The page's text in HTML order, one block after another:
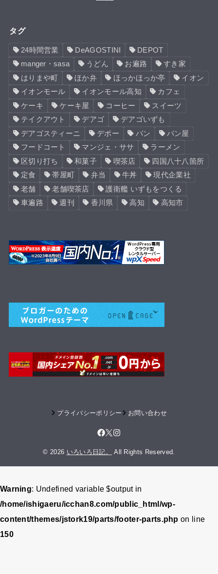
タグ
24時間営業 DeAGOSTINI
DEPOT
manger・sasa
うどん お遍路
すき家
はりまや町
ほか弁 ほっかほっか亭
イオン
イオンモール
イオンモール高知
カフェ
ケーキ
ケーキ屋 コーヒー
スイーツ
テイクアウト
デアゴ
デアゴいずも
デアゴスティーニ
デポー パン
パン屋
フードコート
マンジェ・ササ
ラーメン
区切り打ち
和菓子 喫茶店
四国八十八箇所
定食
帯屋町 弁当 牛丼
現代企業社
老舗
老舗喫茶店
護衛艦 いずもをつくる
車遍路
週刊 香川県 高知 高知市
プライバシーポリシー お問い合わせ
© 2026 いろいろ日記。 All Rights Reserved.
Warning: Undefined variable $output in
/home/ishigaeru/icchan8.com/public_html/wp-
content/themes/jstork19/parts/footer-parts.php on line
150